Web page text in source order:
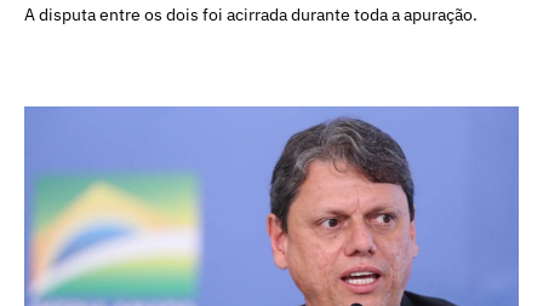
A disputa entre os dois foi acirrada durante toda a apuração.